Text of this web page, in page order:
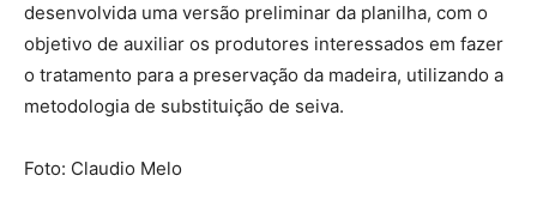
desenvolvida uma versão preliminar da planilha, com o
objetivo de auxiliar os produtores interessados em fazer
o tratamento para a preservação da madeira, utilizando a
metodologia de substituição de seiva.
Foto: Claudio Melo